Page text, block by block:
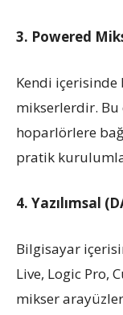
3. Powered
Kendi
mikserlerdir.
hoparlörlere
pratik
4. Yazılımsal
Bilgisayar
Live, Logic Pro,
mikser